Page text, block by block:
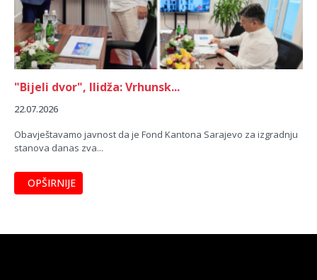
"Bijeli dvor", Ilidža: Vrhunsk...
22.07.2026
Obavještavamo javnost da je Fond Kantona Sarajevo za izgradnju
stanova danas zva...
OPŠIRNIJE